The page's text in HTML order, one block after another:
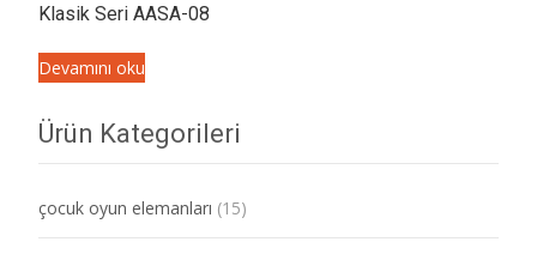
Klasik Seri AASA-08
Devamını oku
Ürün Kategorileri
çocuk oyun elemanları (15)